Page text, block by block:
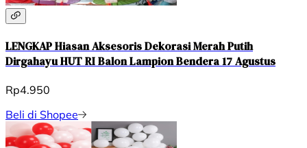
LENGKAP Hiasan Aksesoris Dekorasi Merah Putih
Dirgahayu HUT RI Balon Lampion Bendera 17 Agustus
Rp4.950
Beli di Shopee